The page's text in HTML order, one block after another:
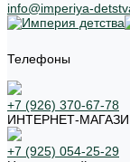
info@imperiya-
Телефоны
+7 (926) 370-67-78
ИНТЕРНЕТ-
+7 (925) 054-25-29